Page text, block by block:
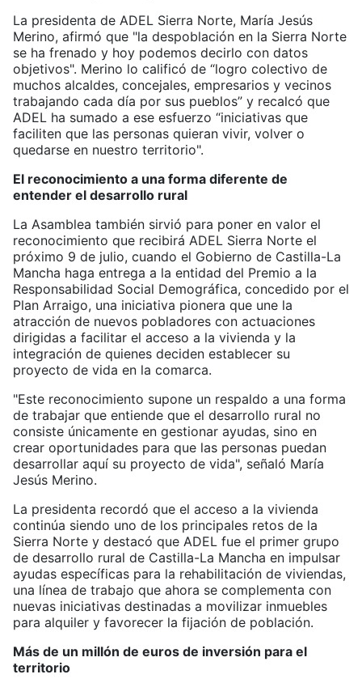
La presidenta de ADEL Sierra Norte, María Jesús
Merino, afirmó que "la despoblación en la Sierra Norte
se ha frenado y hoy podemos decirlo con datos
objetivos". Merino lo calificó de “logro colectivo de
muchos alcaldes, concejales, empresarios y vecinos
trabajando cada día por sus pueblos” y recalcó que
ADEL ha sumado a ese esfuerzo “iniciativas que
faciliten que las personas quieran vivir, volver o
quedarse en nuestro territorio".
El reconocimiento a una forma diferente de
entender el desarrollo rural
La Asamblea también sirvió para poner en valor el
reconocimiento que recibirá ADEL Sierra Norte el
próximo 9 de julio, cuando el Gobierno de Castilla-La
Mancha haga entrega a la entidad del Premio a la
Responsabilidad Social Demográfica, concedido por el
Plan Arraigo, una iniciativa pionera que une la
atracción de nuevos pobladores con actuaciones
dirigidas a facilitar el acceso a la vivienda y la
integración de quienes deciden establecer su
proyecto de vida en la comarca.
"Este reconocimiento supone un respaldo a una forma
de trabajar que entiende que el desarrollo rural no
consiste únicamente en gestionar ayudas, sino en
crear oportunidades para que las personas puedan
desarrollar aquí su proyecto de vida", señaló María
Jesús Merino.
La presidenta recordó que el acceso a la vivienda
continúa siendo uno de los principales retos de la
Sierra Norte y destacó que ADEL fue el primer grupo
de desarrollo rural de Castilla-La Mancha en impulsar
ayudas específicas para la rehabilitación de viviendas,
una línea de trabajo que ahora se complementa con
nuevas iniciativas destinadas a movilizar inmuebles
para alquiler y favorecer la fijación de población.
Más de un millón de euros de inversión para el
territorio